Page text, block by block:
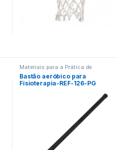
Materiais para a Prática de
Esportes
Bastão aeróbico para
Fisioterapia-REF-126-PG